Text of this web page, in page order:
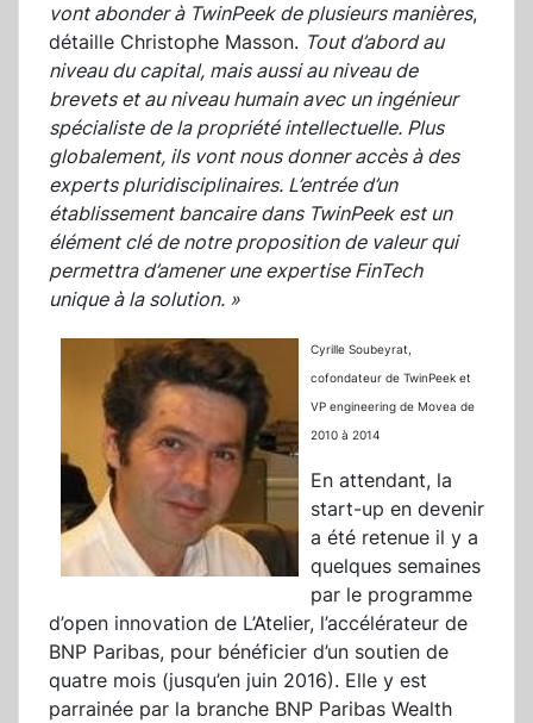
vont abonder à TwinPeek de plusieurs manières,
détaille Christophe Masson. Tout d’abord au
niveau du capital, mais aussi au niveau de
brevets et au niveau humain avec un ingénieur
spécialiste de la propriété intellectuelle. Plus
globalement, ils vont nous donner accès à des
experts pluridisciplinaires. L’entrée d’un
établissement bancaire dans TwinPeek est un
élément clé de notre proposition de valeur qui
permettra d’amener une expertise FinTech
unique à la solution. »
Cyrille Soubeyrat,
cofondateur de TwinPeek et
VP engineering de Movea de
2010 à 2014
En attendant, la
start-up en devenir
a été retenue il y a
quelques semaines
par le programme
d’open innovation de L’Atelier, l’accélérateur de
BNP Paribas, pour bénéficier d’un soutien de
quatre mois (jusqu’en juin 2016). Elle y est
parrainée par la branche BNP Paribas Wealth